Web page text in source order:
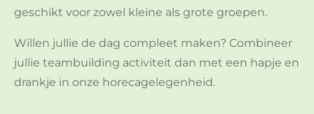
geschikt voor zowel kleine als grote groepen.
Willen jullie de dag compleet maken? Combineer
jullie teambuilding activiteit dan met een hapje en
drankje in onze horecagelegenheid.